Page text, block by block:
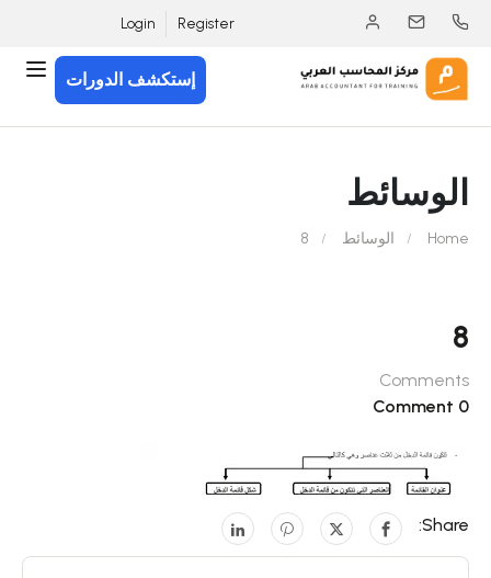
Register
Login
إستكشف الدورات
الوسائط
Home الوسائط 8
8
Comments
0 Comment
Share: